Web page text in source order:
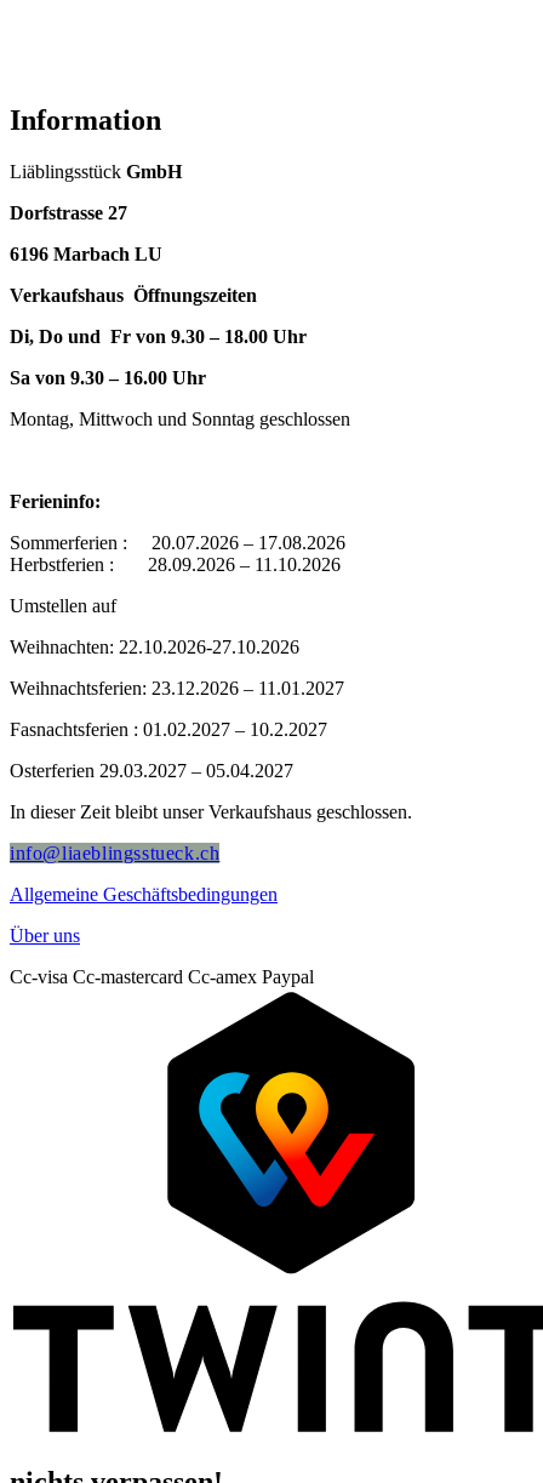
Information
Liäblingsstück GmbH
Dorfstrasse 27
6196 Marbach LU
Verkaufshaus Öffnungszeiten
Di, Do und Fr von 9.30 – 18.00 Uhr
Sa von 9.30 – 16.00 Uhr
Montag, Mittwoch und Sonntag geschlossen
Ferieninfo:
Sommerferien : 20.07.2026 – 17.08.2026
Herbstferien : 28.09.2026 – 11.10.2026
Umstellen auf
Weihnachten: 22.10.2026-27.10.2026
Weihnachtsferien: 23.12.2026 – 11.01.2027
Fasnachtsferien : 01.02.2027 – 10.2.2027
Osterferien 29.03.2027 – 05.04.2027
In dieser Zeit bleibt unser Verkaufshaus geschlossen.
info@liaeblingsstueck.ch
Allgemeine Geschäftsbedingungen
Über uns
Cc-visa Cc-mastercard Cc-amex Paypal